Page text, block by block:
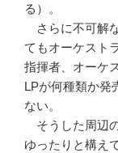
る）。
さらに不可解
てもオーケスト
指揮者、オーケ
LPが何種類か発
ない。
そうした周辺
ゆったりと構え